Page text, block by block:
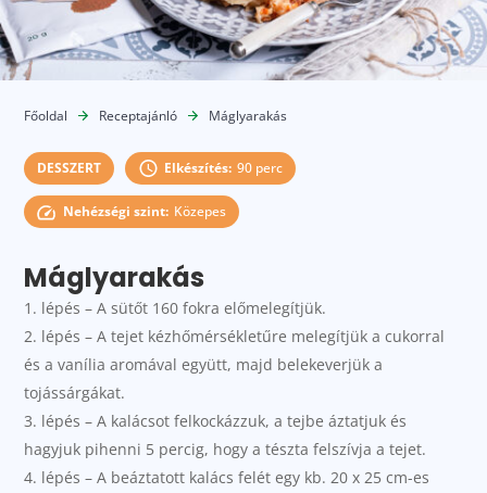
Főoldal Receptajánló Máglyarakás
DESSZERT Elkészítés: 90 perc
Nehézségi szint: Közepes
Máglyarakás
lépés – A sütőt 160 fokra előmelegítjük.
lépés – A tejet kézhőmérsékletűre melegítjük a cukorral
és a vanília aromával együtt, majd belekeverjük a
tojássárgákat.
lépés – A kalácsot felkockázzuk, a tejbe áztatjuk és
hagyjuk pihenni 5 percig, hogy a tészta felszívja a tejet.
lépés – A beáztatott kalács felét egy kb. 20 x 25 cm-es